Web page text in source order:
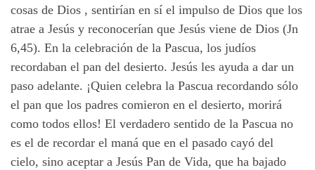
cosas de Dios , sentirían en sí el impulso de Dios que los
atrae a Jesús y reconocerían que Jesús viene de Dios (Jn
6,45). En la celebración de la Pascua, los judíos
recordaban el pan del desierto. Jesús les ayuda a dar un
paso adelante. ¡Quien celebra la Pascua recordando sólo
el pan que los padres comieron en el desierto, morirá
como todos ellos! El verdadero sentido de la Pascua no
es el de recordar el maná que en el pasado cayó del
cielo, sino aceptar a Jesús Pan de Vida, que ha bajado